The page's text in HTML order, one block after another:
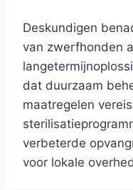
Deskundigen
van zwerfhonden
dat duurzaam
maatregelen
verbeterde
voor lokale